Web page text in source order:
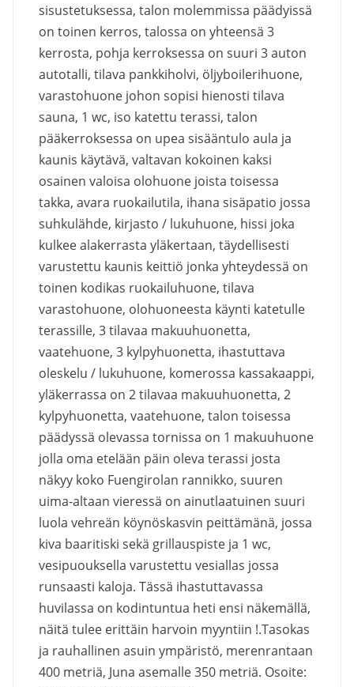
sisustetuksessa, talon molemmissa päädyissä
on toinen kerros, talossa on yhteensä 3
kerrosta, pohja kerroksessa on suuri 3 auton
autotalli, tilava pankkiholvi, öljyboilerihuone,
varastohuone johon sopisi hienosti tilava
sauna, 1 wc, iso katettu terassi, talon
pääkerroksessa on upea sisääntulo aula ja
kaunis käytävä, valtavan kokoinen kaksi
osainen valoisa olohuone joista toisessa
takka, avara ruokailutila, ihana sisäpatio jossa
suhkulähde, kirjasto / lukuhuone, hissi joka
kulkee alakerrasta yläkertaan, täydellisesti
varustettu kaunis keittiö jonka yhteydessä on
toinen kodikas ruokailuhuone, tilava
varastohuone, olohuoneesta käynti katetulle
terassille, 3 tilavaa makuuhuonetta,
vaatehuone, 3 kylpyhuonetta, ihastuttava
oleskelu / lukuhuone, komerossa kassakaappi,
yläkerrassa on 2 tilavaa makuuhuonetta, 2
kylpyhuonetta, vaatehuone, talon toisessa
päädyssä olevassa tornissa on 1 makuuhuone
jolla oma etelään päin oleva terassi josta
näkyy koko Fuengirolan rannikko, suuren
uima-altaan vieressä on ainutlaatuinen suuri
luola vehreän köynöskasvin peittämänä, jossa
kiva baaritiski sekä grillauspiste ja 1 wc,
vesipuouksella varustettu vesiallas jossa
runsaasti kaloja. Tässä ihastuttavassa
huvilassa on kodintuntua heti ensi näkemällä,
näitä tulee erittäin harvoin myyntiin !.Tasokas
ja rauhallinen asuin ympäristö, merenrantaan
400 metriä, Juna asemalle 350 metriä. Osoite: